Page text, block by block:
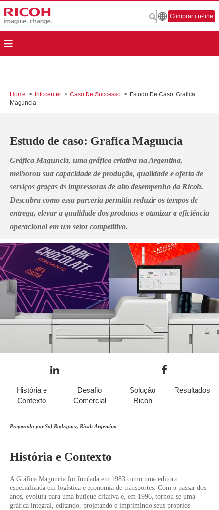
Comprar on-line
Home > Infocenter > Caso De Successo > Estudo De Caso: Grafica
Maguncia
Estudo de caso: Grafica Maguncia
Gráfica Maguncia, uma gráfica criativa na Argentina,
melhorou sua capacidade de produção, qualidade e oferta de
serviços graças às impressoras de alto desempenho da Ricoh.
Descubra como essa parceria permitiu reduzir os tempos de
entrega, elevar a qualidade dos produtos e otimizar a eficiência
operacional em um setor competitivo.
História e
Contexto
Desafio
Comercial
Solução
Ricoh
Resultados
Preparado por Sol Rodriguez, Ricoh Argentina
História e Contexto
A Gráfica Maguncia foi fundada em 1983 como uma editora
especializada em logística e economia de transportes. Com o passar dos
anos, evoluiu para uma butique criativa e, em 1996, tornou-se uma
gráfica integral, editando, projetando e imprimindo seus próprios